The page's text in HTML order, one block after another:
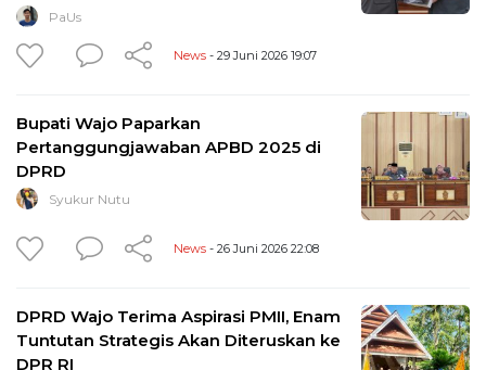
PaUs
News - 29 Juni 2026 19:07
Bupati Wajo Paparkan
Pertanggungjawaban APBD 2025 di
DPRD
Syukur Nutu
News - 26 Juni 2026 22:08
DPRD Wajo Terima Aspirasi PMII, Enam
Tuntutan Strategis Akan Diteruskan ke
DPR RI